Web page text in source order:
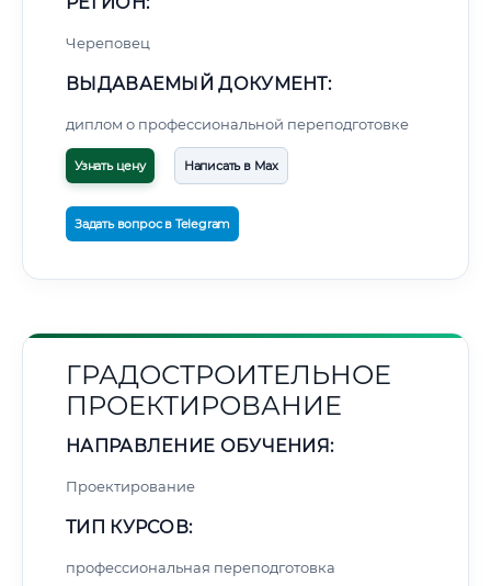
Череповец
ВЫДАВАЕМЫЙ ДОКУМЕНТ:
диплом о профессиональной переподготовке
Узнать цену Написать в Max
Задать вопрос в Telegram
ГРАДОСТРОИТЕЛЬНОЕ
ПРОЕКТИРОВАНИЕ
НАПРАВЛЕНИЕ ОБУЧЕНИЯ:
Проектирование
ТИП КУРСОВ:
профессиональная переподготовка